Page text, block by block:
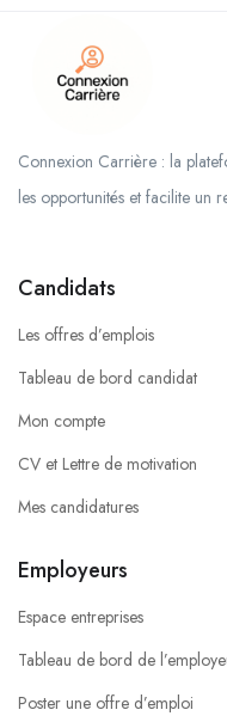
Connexion Carrière : la
les opportunités et facilite un
Candidats
Les offres d’emplois
Tableau de bord candidat
Mon compte
CV et Lettre de motivation
Mes candidatures
Employeurs
Espace entreprises
Tableau de bord de
Poster une offre d’emploi